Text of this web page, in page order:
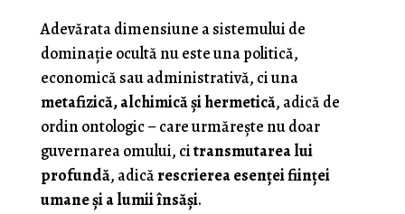
Adevărata dimensiune a sistemului de
dominație ocultă nu este una politică,
economică sau administrativă, ci una
metafizică, alchimică și hermetică, adică de
ordin ontologic – care urmărește nu doar
guvernarea omului, citransmutarea lui
profundă, adicărescrierea esenței ființei
umane și a lumii însăși.